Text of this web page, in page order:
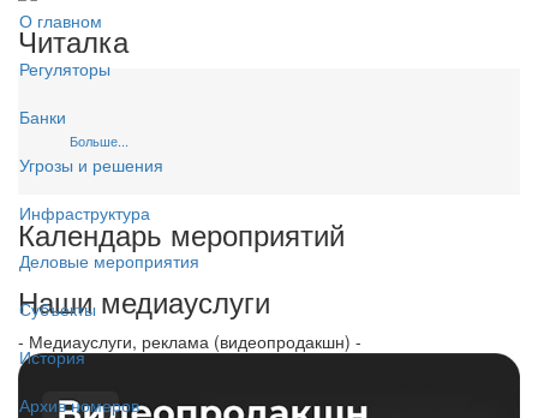
О главном
Регуляторы
Банки
Угрозы и решения
Инфраструктура
Деловые мероприятия
Субъекты
История
Архив номеров
Читалка
Больше...
Календарь мероприятий
Наши медиауслуги
- Медиауслуги, реклама (видеопродакшн) -